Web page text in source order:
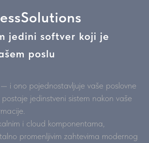
jedini softver koji je
poslu
i ono pojednostavljuje vaše poslovne
jedinstveni sistem nakon vaše
i cloud komponentama,
promenljivim zahtevima modernog